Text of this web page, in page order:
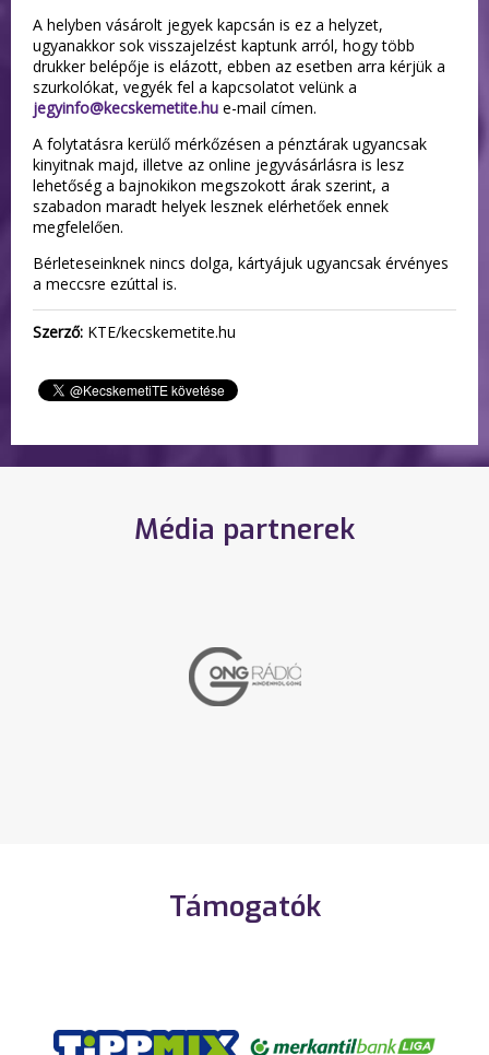
A helyben vásárolt jegyek kapcsán is ez a helyzet,
ugyanakkor sok visszajelzést kaptunk arról, hogy több
drukker belépője is elázott, ebben az esetben arra kérjük a
szurkolókat, vegyék fel a kapcsolatot velünk a
jegyinfo@kecskemetite.hu e-mail címen.
A folytatásra kerülő mérkőzésen a pénztárak ugyancsak
kinyitnak majd, illetve az online jegyvásárlásra is lesz
lehetőség a bajnokikon megszokott árak szerint, a
szabadon maradt helyek lesznek elérhetőek ennek
megfelelően.
Bérleteseinknek nincs dolga, kártyájuk ugyancsak érvényes
a meccsre ezúttal is.
Szerző: KTE/kecskemetite.hu
Média partnerek
Támogatók